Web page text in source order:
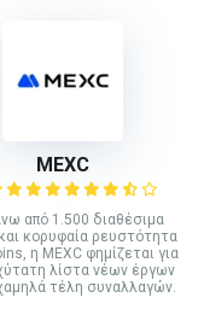
MEXC
από 1.500 διαθέσιμα
κορυφαία ρευστότητα
η MEXC φημίζεται για
λίστα νέων έργων
τέλη συναλλαγών.